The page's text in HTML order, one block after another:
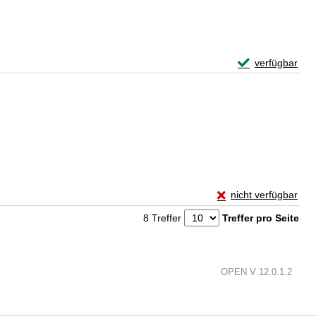
verfügbar
Exemplar-
nicht verfügbar
Exemplar-Details
Zum Download von
8 Treffer Treffer pro Seite
OPEN V 12.0.1.2